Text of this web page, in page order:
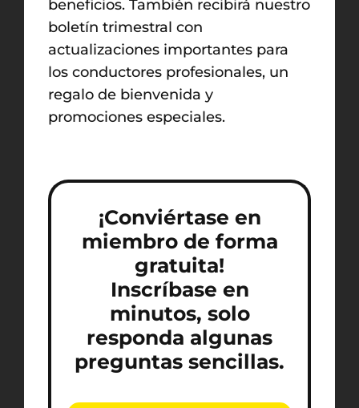
beneficios. También recibirá nuestro
boletín trimestral con
actualizaciones importantes para
los conductores profesionales, un
regalo de bienvenida y
promociones especiales.
¡Conviértase en
miembro de forma
gratuita!
Inscríbase en
minutos, solo
responda algunas
preguntas sencillas.